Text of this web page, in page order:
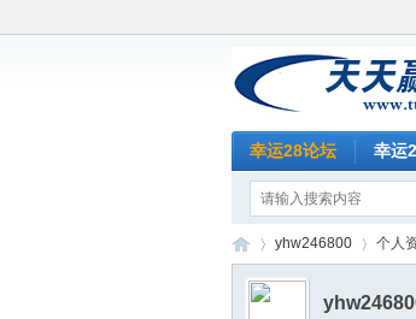
幸运28论坛 幸运
yhw246800 个人